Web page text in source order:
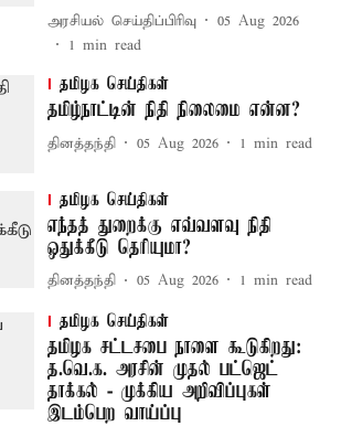
அரசியல் செய்திப்பிரிவு
05 Aug 2026
1 min read
தமிழக செய்திகள்
தமிழ்நாட்டின் நிதி நிலைமை என்ன?
தினத்தந்தி 05 Aug 2026 1 min read
தமிழக செய்திகள்
எந்தத் துறைக்கு எவ்வளவு நிதி
ஒதுக்கீடு தெரியுமா?
தினத்தந்தி 05 Aug 2026 1 min read
தமிழக செய்திகள்
தமிழக சட்டசபை நாளை கூடுகிறது:
த.வெ.க. அரசின் முதல் பட்ஜெட்
தாக்கல் - முக்கிய அறிவிப்புகள்
இடம்பெற வாய்ப்பு